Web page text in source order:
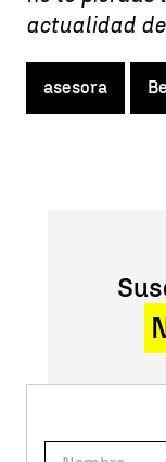
actualidad
asesora